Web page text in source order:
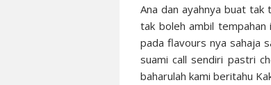
Ana dan ayahnya buat
tak boleh ambil tempahan
pada flavours nya sahaja
suami call sendiri pastri
baharulah kami beritahu